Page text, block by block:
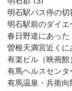
明石駅バス停の
明石駅前のダイエ
春日野道にあっ
曽根天満宮近く
有楽ビル（映画館
有馬ヘルスセンタ
有馬温泉・兵衛